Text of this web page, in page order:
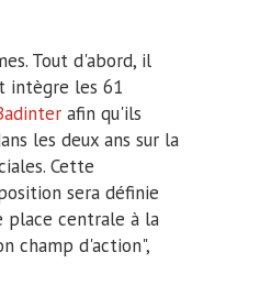
Tout d'abord, il
intègre les 61
afin qu'ils
les deux ans sur la
Cette
sera définie
place centrale à la
champ d'action",